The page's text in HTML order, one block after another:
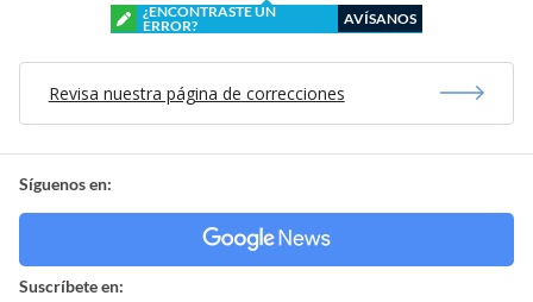
¿ENCONTRASTE UN
ERROR?
AVÍSANOS
Revisa nuestra página de correcciones
Síguenos en:
Suscríbete en: